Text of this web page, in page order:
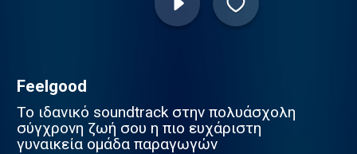
Feelgood
Το ιδανικό soundtrack στην πολυάσχολη
σύγχρονη ζωή σου η πιο ευχάριστη
γυναικεία ομάδα παραγωγών